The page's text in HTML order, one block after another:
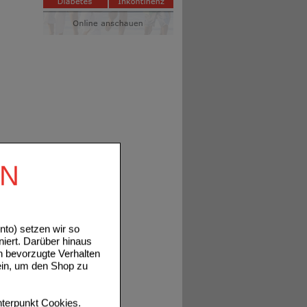
setzen wir so
Darüber hinaus
bevorzugte Verhalten
um den Shop zu
Cookies.